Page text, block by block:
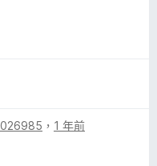
， 1 年前